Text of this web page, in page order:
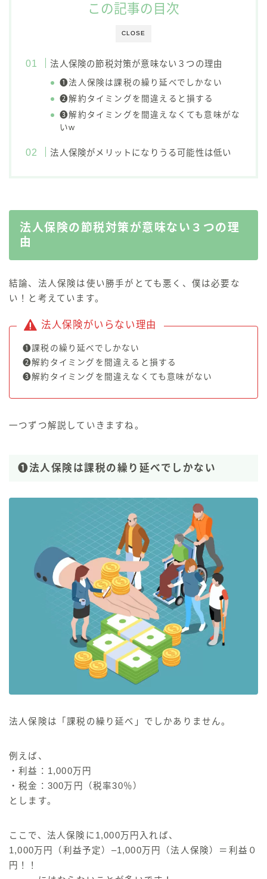
CLOSE
この記事の目次
法人保険の節税対策が意味ない３つの理由
❶法人保険は課税の繰り延べでしかない
❷解約タイミングを間違えると損する
❸解約タイミングを間違えなくても意味がな
いw
法人保険がメリットになりうる可能性は低い
法人保険の節税対策が意味ない３つの理
由
結論、 法人保険は使い勝手がとても悪く、僕は必要な
い！と考えています。
法人保険がいらない理由
❶課税の繰り延べでしかない
❷解約タイミングを間違えると損する
❸解約タイミングを間違えなくても意味がない
一つずつ解説していきますね。
❶法人保険は課税の繰り延べでしかない
法人保険は「課税の繰り延べ」でしかありません。
例えば、
・利益：1,000万円
・税金：300万円（税率30％）
とします。
ここで、法人保険に1,000万円入れば、
1,000万円（利益予定）–1,000万円（法人保険）＝利益０
円！！